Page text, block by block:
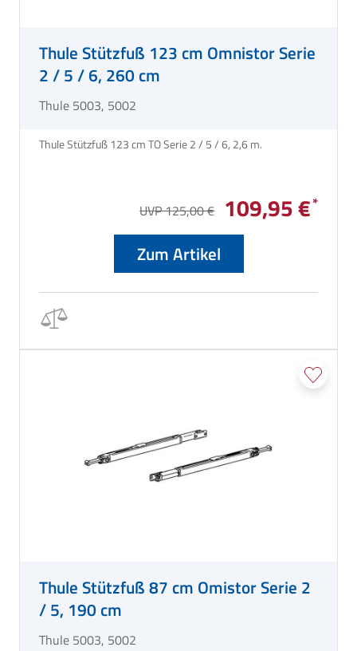
Thule Stützfuß 123 cm Omnistor Serie
2 / 5 / 6, 260 cm
Thule 5003, 5002
UVP 125,00 € 109,95 €
Zum Artikel
Thule Stützfuß 87 cm Omistor Serie 2
/ 5, 190 cm
Thule 5003, 5002